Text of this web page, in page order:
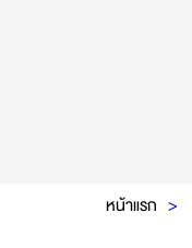
หน้าแรก